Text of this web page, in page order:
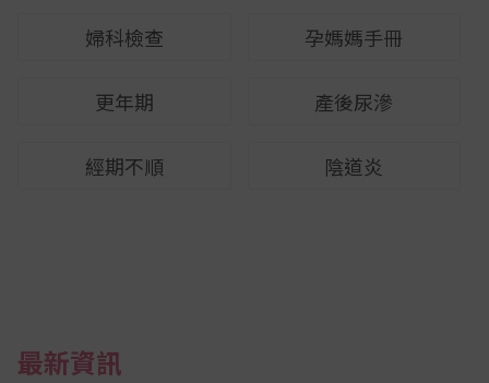
婦科檢查 孕媽媽手冊
更年期 產後尿滲
經期不順 陰道炎
最新資訊